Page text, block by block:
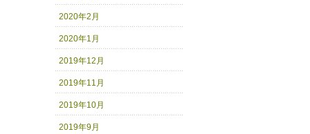
2020年2月
2020年1月
2019年12月
2019年11月
2019年10月
2019年9月